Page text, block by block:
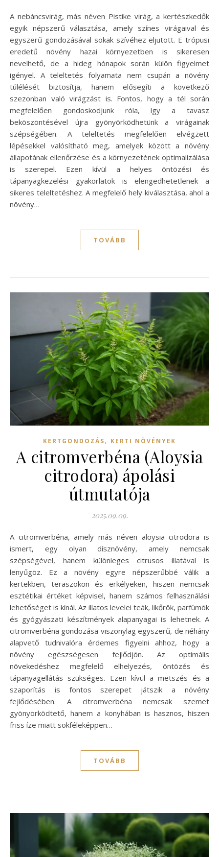
A nebáncsvirág, más néven Pistike virág, a kertészkedők
egyik népszerű választása, amely színes virágaival és
egyszerű gondozásával sokak szívéhez eljutott. E trópusi
eredetű növény hazai környezetben is sikeresen
nevelhető, de a hideg hónapok során külön figyelmet
igényel. A teleltetés folyamata nem csupán a növény
túlélését biztosítja, hanem elősegíti a következő
szezonban való virágzást is. Fontos, hogy a tél során
megfelelően gondoskodjunk róla, így a tavasz
beköszöntésével újra gyönyörködhetünk a virágainak
szépségében. A teleltetés megfelelően elvégzett
lépésekkel valósítható meg, amelyek között a növény
állapotának ellenőrzése és a környezetének optimalizálása
is szerepel. Ezen kívül a helyes öntözési és
tápanyagkezelési gyakorlatok is elengedhetetlenek a
sikeres teleltetéshez. A megfelelő hely kiválasztása, ahol a
növény…
TOVÁBB
KERTGONDOZÁS, KERTI NÖVÉNYEK
A citromverbéna (Aloysia
citrodora) ápolási
útmutatója
2025.09.09.
A citromverbéna, amely más néven aloysia citrodora is
ismert, egy olyan dísznövény, amely nemcsak
szépségével, hanem különleges citrusos illatával is
lenyűgöz. Ez a növény egyre népszerűbbé válik a
kertekben, teraszokon és erkélyeken, hiszen nemcsak
esztétikai értéket képvisel, hanem számos felhasználási
lehetőséget is kínál. Az illatos levelei teák, likőrök, parfümök
és gyógyászati készítmények alapanyagai is lehetnek. A
citromverbéna gondozása viszonylag egyszerű, de néhány
alapvető tudnivalóra érdemes figyelni ahhoz, hogy a
növény egészségesen fejlődjön. Az optimális
növekedéshez megfelelő elhelyezés, öntözés és
tápanyagellátás szükséges. Ezen kívül a metszés és a
szaporítás is fontos szerepet játszik a növény
fejlődésében. A citromverbéna nemcsak szemet
gyönyörködtető, hanem a konyhában is hasznos, hiszen
friss íze miatt sokféleképpen…
TOVÁBB